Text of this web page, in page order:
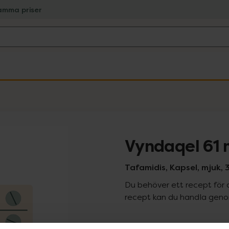
priser
Vyndaqel 61
Tafamidis, Kapsel,
Du behöver ett recept för
recept kan du handla